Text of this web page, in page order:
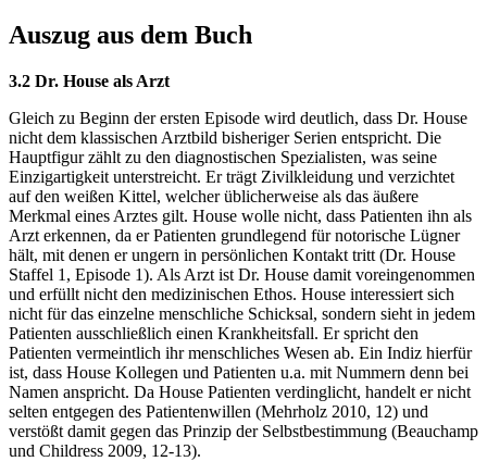
Auszug aus dem Buch
3.2 Dr. House als Arzt
Gleich zu Beginn der ersten Episode wird deutlich, dass Dr. House
nicht dem klassischen Arztbild bisheriger Serien entspricht. Die
Hauptfigur zählt zu den diagnostischen Spezialisten, was seine
Einzigartigkeit unterstreicht. Er trägt Zivilkleidung und verzichtet
auf den weißen Kittel, welcher üblicherweise als das äußere
Merkmal eines Arztes gilt. House wolle nicht, dass Patienten ihn als
Arzt erkennen, da er Patienten grundlegend für notorische Lügner
hält, mit denen er ungern in persönlichen Kontakt tritt (Dr. House
Staffel 1, Episode 1). Als Arzt ist Dr. House damit voreingenommen
und erfüllt nicht den medizinischen Ethos. House interessiert sich
nicht für das einzelne menschliche Schicksal, sondern sieht in jedem
Patienten ausschließlich einen Krankheitsfall. Er spricht den
Patienten vermeintlich ihr menschliches Wesen ab. Ein Indiz hierfür
ist, dass House Kollegen und Patienten u.a. mit Nummern denn bei
Namen anspricht. Da House Patienten verdinglicht, handelt er nicht
selten entgegen des Patientenwillen (Mehrholz 2010, 12) und
verstößt damit gegen das Prinzip der Selbstbestimmung (Beauchamp
und Childress 2009, 12-13).